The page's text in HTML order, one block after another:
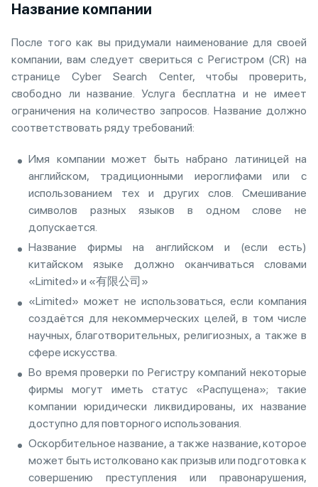
Название компании
После того как вы придумали наименование для своей
компании, вам следует свериться с Регистром (CR) на
странице Cyber ​​Search Center, чтобы проверить,
свободно ли название. Услуга бесплатна и не имеет
ограничения на количество запросов. Название должно
соответствовать ряду требований:
Имя компании может быть набрано латиницей на
английском, традиционными иероглифами или с
использованием тех и других слов. Смешивание
символов разных языков в одном слове не
допускается.
Название фирмы на английском и (если есть)
китайском языке должно оканчиваться словами
«Limited» и «有限公司»
«Limited» может не использоваться, если компания
создаётся для некоммерческих целей, в том числе
научных, благотворительных, религиозных, а также в
сфере искусства.
Во время проверки по Регистру компаний некоторые
фирмы могут иметь статус «Распущена»; такие
компании юридически ликвидированы, их название
доступно для повторного использования.
Оскорбительное название, а также название, которое
может быть истолковано как призыв или подготовка к
совершению преступления или правонарушения,